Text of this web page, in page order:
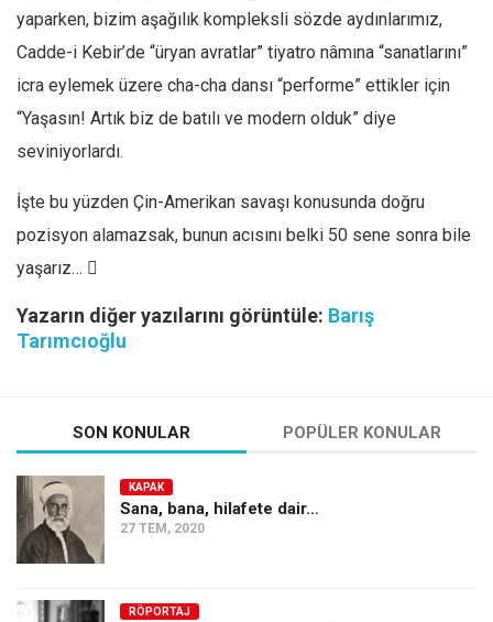
yaparken, bizim aşağılık kompleksli sözde aydınlarımız,
Cadde-i Kebir’de “üryan avratlar” tiyatro nâmına “sanatlarını”
icra eylemek üzere cha-cha dansı “performe” ettikler için
“Yaşasın! Artık biz de batılı ve modern olduk” diye
seviniyorlardı.
İşte bu yüzden Çin-Amerikan savaşı konusunda doğru
pozisyon alamazsak, bunun acısını belki 50 sene sonra bile
yaşarız… 
Yazarın diğer yazılarını görüntüle: Barış
Tarımcıoğlu
SON KONULAR POPÜLER KONULAR
KAPAK
Sana, bana, hilafete dair…
27 TEM, 2020
RÖPORTAJ